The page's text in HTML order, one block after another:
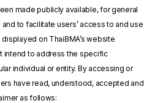
made publicly available, for general
to facilitate users’ access to and use
on ThaiBMA’s website
intend to address the specific
individual or entity. By accessing or
have read, understood, accepted and
as follows: